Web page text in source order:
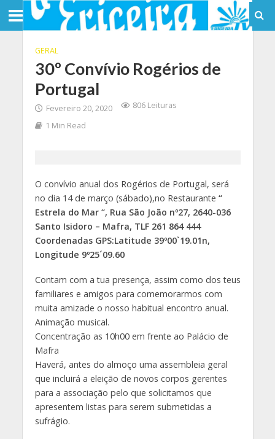
GERAL
30º Convívio Rogérios de
Portugal
Fevereiro 20, 2020
806 Leituras
1 Min Read
O convívio anual dos Rogérios de Portugal, será
no dia 14 de março (sábado),no Restaurante “
Estrela do Mar “, Rua São João nº27, 2640-036
Santo Isidoro – Mafra, TLF 261 864 444
Coordenadas GPS:Latitude 39º00`19.01n,
Longitude 9º25´09.60
Contam com a tua presença, assim como dos teus
familiares e amigos para comemorarmos com
muita amizade o nosso habitual encontro anual.
Animação musical.
Concentração as 10h00 em frente ao Palácio de
Mafra
Haverá, antes do almoço uma assembleia geral
que incluirá a eleição de novos corpos gerentes
para a associação pelo que solicitamos que
apresentem listas para serem submetidas a
sufrágio.